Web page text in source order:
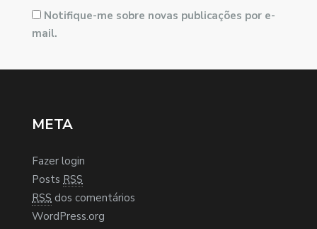
Notifique-me sobre novas publicações por e-
mail.
META
Fazer login
Posts RSS
RSS dos comentários
WordPress.org